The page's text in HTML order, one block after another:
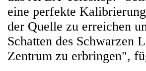
eine perfekte
der Quelle zu erreichen
Schatten des Schwarzen
Zentrum zu erbringen",